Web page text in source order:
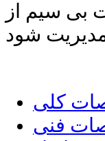
بی سیم از
کلی
فنی